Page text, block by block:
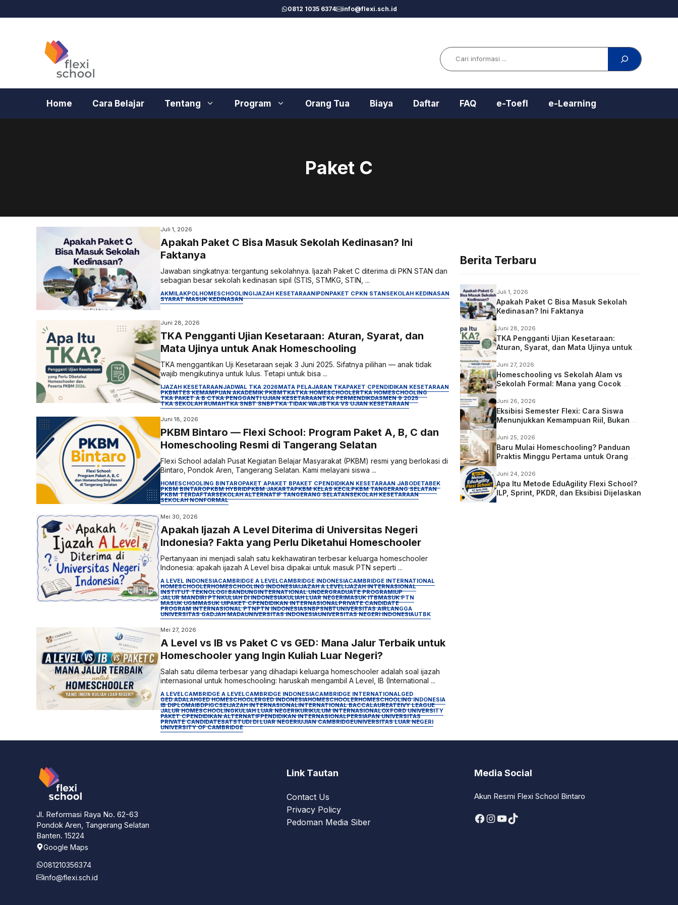
ke
0812 1035 6374 info@flexi.sch.id
Search
Home Cara Belajar Tentang Program Orang Tua Biaya Daftar FAQ e-Toefl e-Learning
Paket C
Juli 1, 2026
Apakah Paket C Bisa Masuk Sekolah Kedinasan? Ini
Faktanya
Jawaban singkatnya: tergantung sekolahnya. Ijazah Paket C diterima di PKN STAN dan
sebagian besar sekolah kedinasan sipil (STIS, STMKG, STIN, ...
AKMILAKPOLHOMESCHOOLINGIJAZAH KESETARAANIPDNPAKET CPKN STANSEKOLAH KEDINASAN
SYARAT MASUK KEDINASAN
Juni 28, 2026
TKA Pengganti Ujian Kesetaraan: Aturan, Syarat, dan
Mata Ujinya untuk Anak Homeschooling
TKA menggantikan Uji Kesetaraan sejak 3 Juni 2025. Sifatnya pilihan — anak tidak
wajib mengikutinya untuk lulus. Tetapi untuk bisa ...
IJAZAH KESETARAANJADWAL TKA 2026MATA PELAJARAN TKAPAKET CPENDIDIKAN KESETARAAN
PKBMTES KEMAMPUAN AKADEMIK PKBMTKATKA HOMESCHOOLERTKA HOMESCHOOLING
TKA PAKET A B CTKA PENGGANTI UJIAN KESETARAANTKA PERMENDIKDASMEN 9 2025
TKA SEKOLAH RUMAHTKA SNBT SNBPTKA TIDAK WAJIBTKA VS UJIAN KESETARAAN
Juni 18, 2026
PKBM Bintaro — Flexi School: Program Paket A, B, C dan
Homeschooling Resmi di Tangerang Selatan
Flexi School adalah Pusat Kegiatan Belajar Masyarakat (PKBM) resmi yang berlokasi di
Bintaro, Pondok Aren, Tangerang Selatan. Kami melayani siswa ...
HOMESCHOOLING BINTAROPAKET APAKET BPAKET CPENDIDIKAN KESETARAAN JABODETABEK
PKBM BINTAROPKBM HYBRIDPKBM JAKARTAPKBM KELAS KECILPKBM TANGERANG SELATAN
PKBM TERDAFTARSEKOLAH ALTERNATIF TANGERANG SELATANSEKOLAH KESETARAAN
SEKOLAH NONFORMAL
Mei 30, 2026
Apakah Ijazah A Level Diterima di Universitas Negeri
Indonesia? Fakta yang Perlu Diketahui Homeschooler
Pertanyaan ini menjadi salah satu kekhawatiran terbesar keluarga homeschooler
Indonesia: apakah ijazah A Level bisa dipakai untuk masuk PTN seperti ...
A LEVEL INDONESIACAMBRIDGE A LEVELCAMBRIDGE INDONESIACAMBRIDGE INTERNATIONAL
HOMESCHOOLERHOMESCHOOLING INDONESIAIJAZAH A LEVELIJAZAH INTERNASIONAL
INSTITUT TEKNOLOGI BANDUNGINTERNATIONAL UNDERGRADUATE PROGRAMIUP
JALUR MANDIRI PTNKULIAH DI INDONESIAKULIAH LUAR NEGERIMASUK ITBMASUK PTN
MASUK UGMMASUK UIPAKET CPENDIDIKAN INTERNASIONALPRIVATE CANDIDATE
PROGRAM INTERNASIONAL PTNPTN INDONESIASNBPSNBTUNIVERSITAS AIRLANGGA
UNIVERSITAS GADJAH MADAUNIVERSITAS INDONESIAUNIVERSITAS NEGERI INDONESIAUTBK
Mei 27, 2026
A Level vs IB vs Paket C vs GED: Mana Jalur Terbaik untuk
Homeschooler yang Ingin Kuliah Luar Negeri?
Salah satu dilema terbesar yang dihadapi keluarga homeschooler adalah soal ijazah
internasional untuk homeschooling: haruskah mengambil A Level, IB (International ...
A LEVELCAMBRIDGE A LEVELCAMBRIDGE INDONESIACAMBRIDGE INTERNATIONALGED
GED ADALAHGED HOMESCHOOLERGED INDONESIAHOMESCHOOLERHOMESCHOOLING INDONESIA
IB DIPLOMAIBDPIGCSEIJAZAH INTERNASIONALINTERNATIONAL BACCALAUREATEIVY LEAGUE
JALUR HOMESCHOOLINGKULIAH LUAR NEGERIKURIKULUM INTERNASIONALOXFORD UNIVERSITY
PAKET CPENDIDIKAN ALTERNATIFPENDIDIKAN INTERNASIONALPERSIAPAN UNIVERSITAS
PRIVATE CANDIDATESATSTUDI DI LUAR NEGERIUJIAN CAMBRIDGEUNIVERSITAS LUAR NEGERI
UNIVERSITY OF CAMBRIDGE
Berita Terbaru
Juli 1, 2026
Apakah Paket C Bisa Masuk Sekolah
Kedinasan? Ini Faktanya
Juni 28, 2026
TKA Pengganti Ujian Kesetaraan:
Aturan, Syarat, dan Mata Ujinya untuk
Juni 27, 2026
Homeschooling vs Sekolah Alam vs
Sekolah Formal: Mana yang Cocok
Juni 26, 2026
Eksibisi Semester Flexi: Cara Siswa
Menunjukkan Kemampuan Riil, Bukan
Juni 25, 2026
Baru Mulai Homeschooling? Panduan
Praktis Minggu Pertama untuk Orang
Juni 24, 2026
Apa Itu Metode EduAgility Flexi School?
ILP, Sprint, PKDR, dan Eksibisi Dijelaskan
Jl. Reformasi Raya No. 62-63
Pondok Aren, Tangerang Selatan
Banten. 15224
Google Maps
081210356374
info@flexi.sch.id
Link Tautan
Contact Us
Privacy Policy
Pedoman Media Siber
Media Social
Akun Resmi Flexi School Bintaro
Facebook
Instagram
YouTube
TikTok